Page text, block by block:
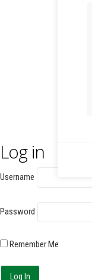
Log in
Username
Password
Remember Me